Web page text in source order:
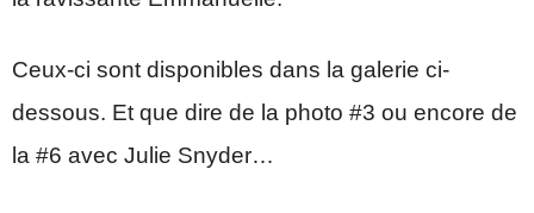
Ceux-ci sont disponibles dans la galerie ci-
dessous. Et que dire de la photo #3 ou encore de
la #6 avec Julie Snyder…